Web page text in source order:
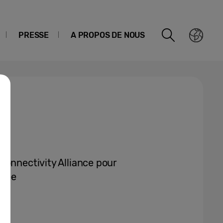
PRESSE A PROPOS DE NOUS
Alliance pour